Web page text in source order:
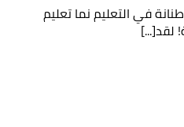
في التعليم نما تعليم